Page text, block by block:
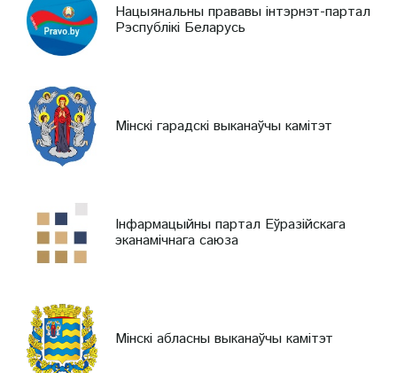
Нацыянальны прававы інтэрнэт-партал
Рэспублікі Беларусь
Мінскі гарадскі выканаўчы камітэт
Інфармацыйны партал Еўразійскага
эканамічнага саюза
Мінскі абласны выканаўчы камітэт